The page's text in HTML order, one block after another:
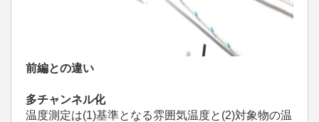
前編との違い
多チャンネル化
温度測定は(1)基準となる雰囲気温度と(2)対象物の温